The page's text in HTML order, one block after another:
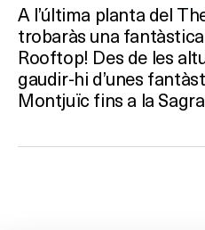
A l’última planta del
trobaràs una
Rooftop! Des de les
gaudir-hi d’unes
Montjuïc fins a la